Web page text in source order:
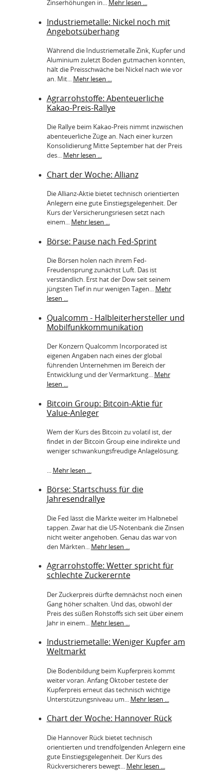
Zinserhöhungen in... Mehr lesen ...
Industriemetalle: Nickel noch mit
Angebotsüberhang
Während die Industriemetalle Zink, Kupfer und
Aluminium zuletzt Boden gutmachen konnten,
hält die Preisschwäche bei Nickel nach wie vor
an. Mit... Mehr lesen ...
Agrarrohstoffe: Abenteuerliche
Kakao-Preis-Rallye
Die Rallye beim Kakao-Preis nimmt inzwischen
abenteuerliche Züge an. Nach einer kurzen
Konsolidierung Mitte September hat der Preis
des... Mehr lesen ...
Chart der Woche: Allianz
Die Allianz-Aktie bietet technisch orientierten
Anlegern eine gute Einstiegsgelegenheit. Der
Kurs der Versicherungsriesen setzt nach
einem... Mehr lesen ...
Börse: Pause nach Fed-Sprint
Die Börsen holen nach ihrem Fed-
Freudensprung zunächst Luft. Das ist
verständlich. Erst hat der Dow seit seinem
jüngsten Tief in nur wenigen Tagen... Mehr
lesen ...
Qualcomm - Halbleiterhersteller und
Mobilfunkkommunikation
Der Konzern Qualcomm Incorporated ist
eigenen Angaben nach eines der global
führenden Unternehmen im Bereich der
Entwicklung und der Vermarktung... Mehr
lesen ...
Bitcoin Group: Bitcoin-Aktie für
Value-Anleger
Wem der Kurs des Bitcoin zu volatil ist, der
findet in der Bitcoin Group eine indirekte und
weniger schwankungsfreudige Anlagelösung.
... Mehr lesen ...
Börse: Startschuss für die
Jahresendrallye
Die Fed lässt die Märkte weiter im Halbnebel
tappen. Zwar hat die US-Notenbank die Zinsen
nicht weiter angehoben. Genau das war von
den Märkten... Mehr lesen ...
Agrarrohstoffe: Wetter spricht für
schlechte Zuckerernte
Der Zuckerpreis dürfte demnächst noch einen
Gang höher schalten. Und das, obwohl der
Preis des süßen Rohstoffs sich seit über einem
Jahr in einem... Mehr lesen ...
Industriemetalle: Weniger Kupfer am
Weltmarkt
Die Bodenbildung beim Kupferpreis kommt
weiter voran. Anfang Oktober testete der
Kupferpreis erneut das technisch wichtige
Unterstützungsniveau um... Mehr lesen ...
Chart der Woche: Hannover Rück
Die Hannover Rück bietet technisch
orientierten und trendfolgenden Anlegern eine
gute Einstiegsgelegenheit. Der Kurs des
Rückversicherers bewegt... Mehr lesen ...